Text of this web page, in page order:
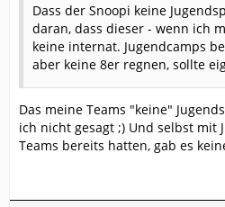
Dass der Snoopi keine
daran, dass dieser - wenn ich
keine internat. Jugendcamps
aber keine 8er regnen, sollte
Das meine Teams "keine"
ich nicht gesagt ;) Und selbst mit
Teams bereits hatten, gab es